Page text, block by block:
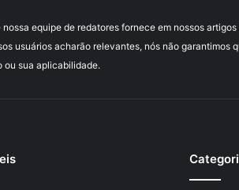
equipe de redatores fornece em nossos
usuários acharão relevantes, nós não garantimos
ou sua aplicabilidade.